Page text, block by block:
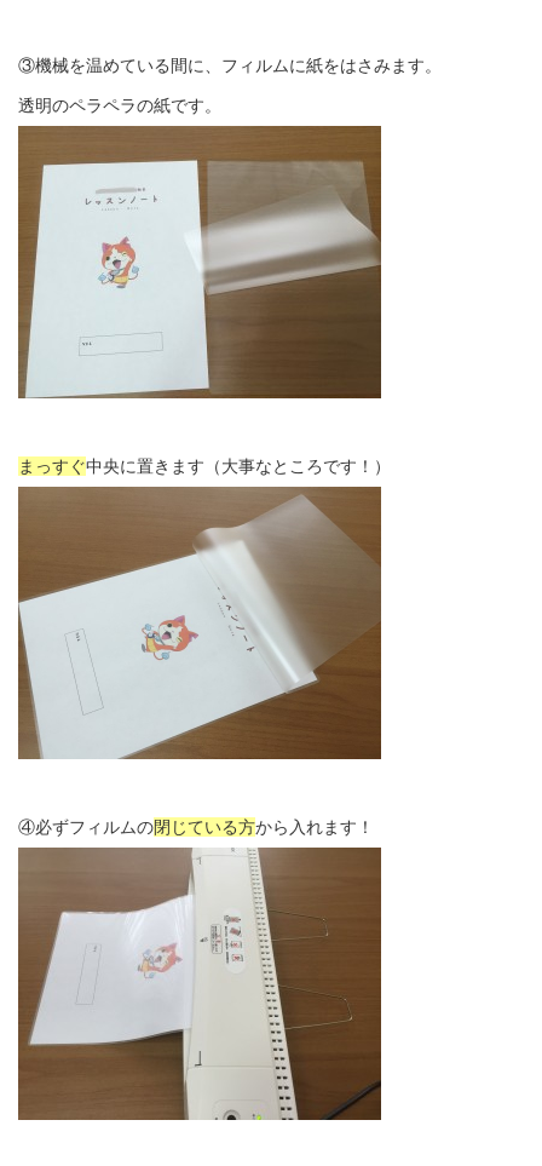
③機械を温めている間に、フィルムに紙をはさみます。
透明のペラペラの紙です。
まっすぐ中央に置きます（大事なところです！）
④必ずフィルムの閉じている方から入れます！